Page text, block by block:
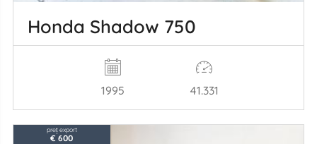
Honda Shadow 750
1995 41.331
preț export
€ 600